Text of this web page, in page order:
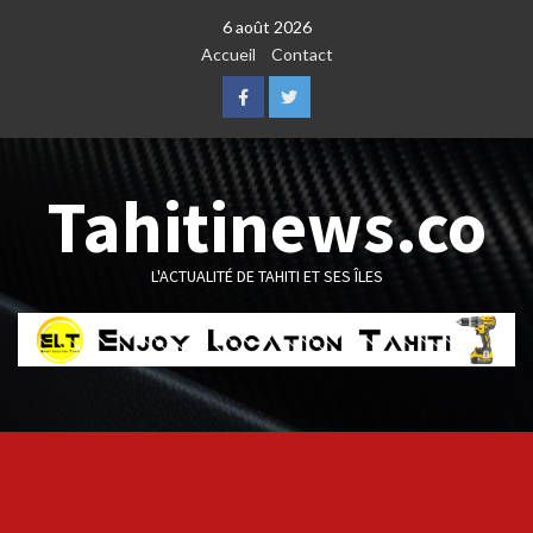
6 août 2026
Accueil
Contact
FacebookTwitter
Tahitinews.co
L'ACTUALITÉ DE TAHITI ET SES ÎLES